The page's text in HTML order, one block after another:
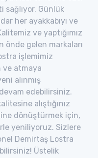
sağlıyor. Günlük
her ayakkabıyı ve
ve yaptığımız
önde gelen markaları
işlemimiz
ve atmaya
alınmış
edebilirsiniz.
alıştığınız
dönüştürmek için,
yeniliyoruz. Sizlere
Demirtaş Lostra
Üstelik